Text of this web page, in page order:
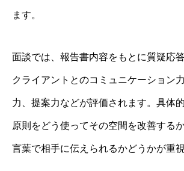
ます。
面談では、報告書内容をもとに質疑応
クライアントとのコミュニケーション
力、提案力などが評価されます。具体
原則をどう使ってその空間を改善する
言葉で相手に伝えられるかどうかが重視